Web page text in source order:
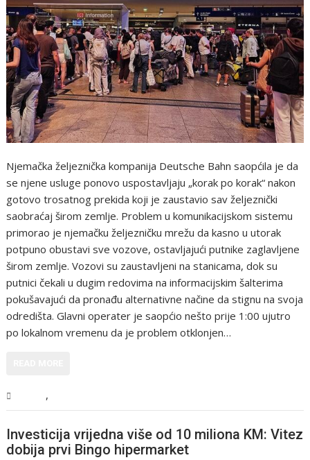
Njemačka željeznička kompanija Deutsche Bahn saopćila je da
se njene usluge ponovo uspostavljaju „korak po korak“ nakon
gotovo trosatnog prekida koji je zaustavio sav željeznički
saobraćaj širom zemlje. Problem u komunikacijskom sistemu
primorao je njemačku željezničku mrežu da kasno u utorak
potpuno obustavi sve vozove, ostavljajući putnike zaglavljene
širom zemlje. Vozovi su zaustavljeni na stanicama, dok su
putnici čekali u dugim redovima na informacijskim šalterima
pokušavajući da pronađu alternativne načine da stignu na svoja
odredišta. Glavni operater je saopćio nešto prije 1:00 ujutro
po lokalnom vremenu da je problem otklonjen…
,
Investicija vrijedna više od 10 miliona KM: Vitez
dobija prvi Bingo hipermarket